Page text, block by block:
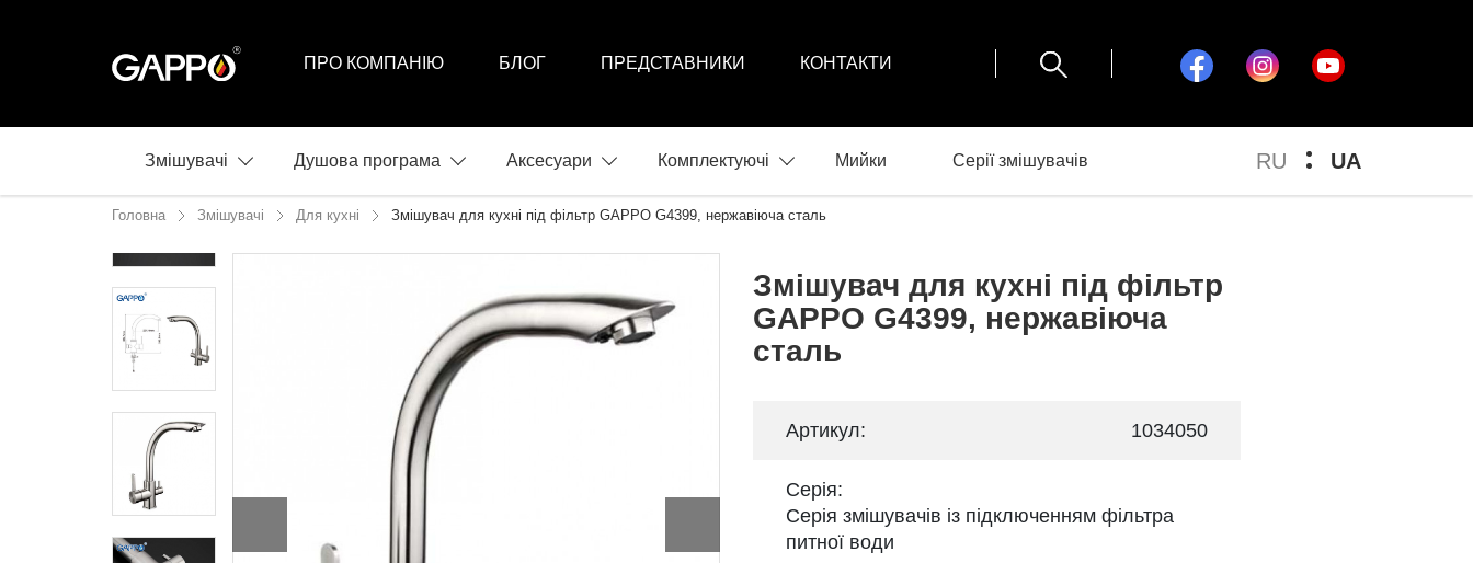
ПРО КОМПАНІЮ БЛОГ ПРЕДСТАВНИКИ КОНТАКТИ
RU UA
Змішувачі Душова програма Аксесуари Комплектуючі Мийки Серії змішувачів
Головна Змішувачі Для кухні Змішувач для кухні пiд фiльтр GAPPO G4399, нержавіюча сталь
Змішувач для кухні пiд фiльтр
GAPPO G4399, нержавіюча
сталь
Артикул: 1034050
Серія:
Серія змішувачів із підключенням фільтра
питної води